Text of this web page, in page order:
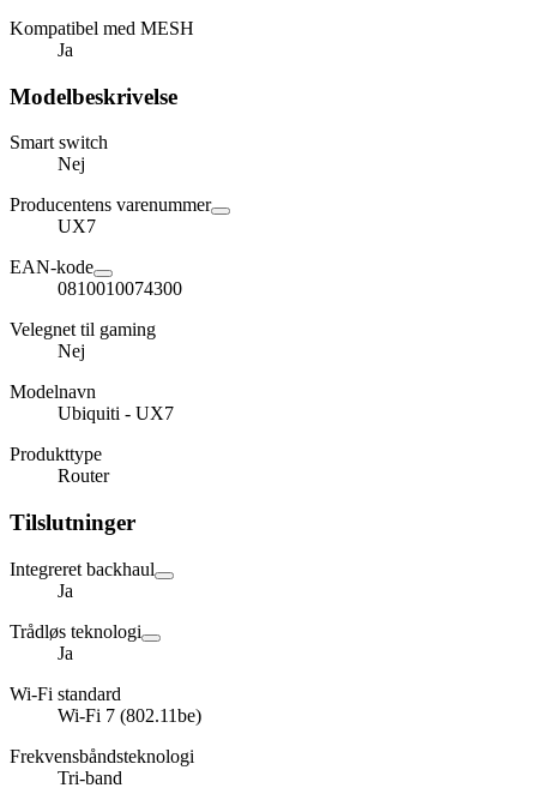
Kompatibel med MESH
Ja
Modelbeskrivelse
Smart switch
Nej
Producentens varenummer
UX7
EAN-kode
0810010074300
Velegnet til gaming
Nej
Modelnavn
Ubiquiti - UX7
Produkttype
Router
Tilslutninger
Integreret backhaul
Ja
Trådløs teknologi
Ja
Wi-Fi standard
Wi-Fi 7 (802.11be)
Frekvensbåndsteknologi
Tri-band